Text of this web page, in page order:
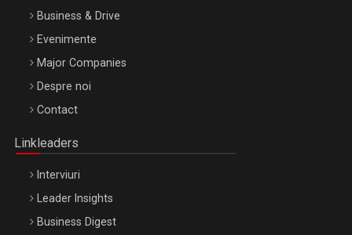
Be Inspired. Make it Happen!, ARTEMIS LETO, ORADEA, 8
Octombrie
Business & Drive
Evenimente
Major Companies
Despre noi
Contact
Linkleaders
Interviuri
Leader Insights
Business Digest